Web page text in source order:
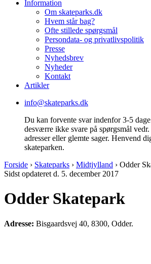
Information
Om skateparks.dk
Hvem står bag?
Ofte stillede spørgsmål
Persondata- og privatlivspolitik
Presse
Nyhedsbrev
Nyheder
Kontakt
Artikler
info@skateparks.dk
Du kan forvente svar indenfor 3-5
desværre ikke svare på spørgsmål
adresser eller glemte sager. Henvend
skateparken.
Forside › Skateparks › Midtjylland › Odder
Sidst opdateret d. 5. december 2017
Odder Skatepark
Adresse: Bisgaardsvej 40, 8300, Odder.